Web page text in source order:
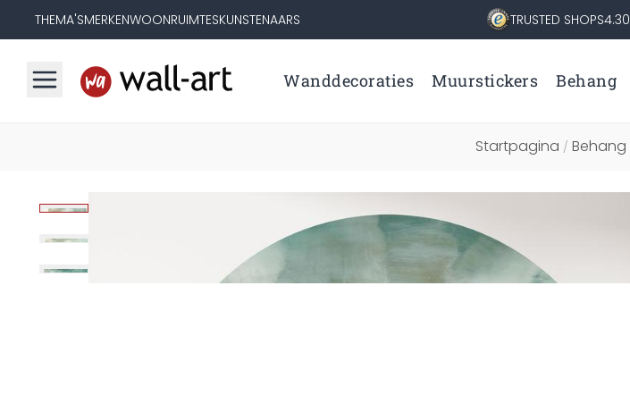
THEMA'SMERKENWOONRUIMTESKUNSTENAARS TRUSTED SHOPS4.30
Wanddecoraties Muurstickers Behang
Startpagina / Behang